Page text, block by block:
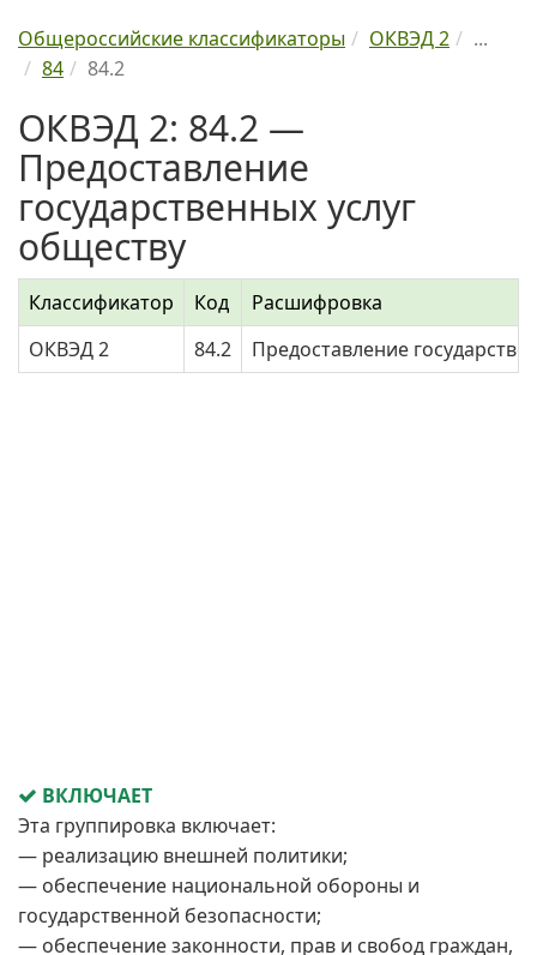
Общероссийские классификаторы ОКВЭД 2
...
84
84.2
ОКВЭД 2: 84.2 —
Предоставление
государственных услуг
обществу
Классификатор Код
Расшифровка
ОКВЭД 2
84.2 Предоставление
ВКЛЮЧАЕТ
Эта группировка включает:
— реализацию внешней политики;
— обеспечение национальной обороны и
государственной безопасности;
— обеспечение законности, прав и свобод граждан,